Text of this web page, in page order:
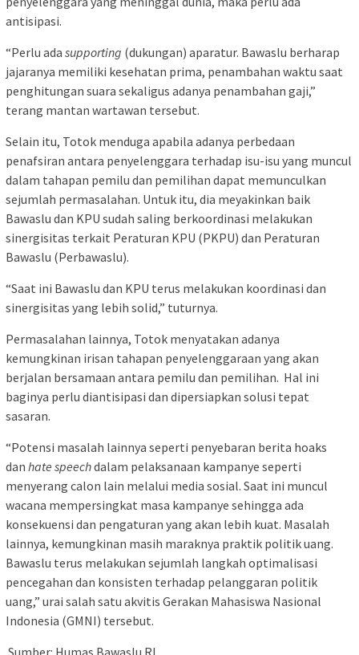
antisipasi.
“Perlu ada supporting (dukungan) aparatur. Bawaslu berharap
jajaranya memiliki kesehatan prima, penambahan waktu saat
penghitungan suara sekaligus adanya penambahan gaji,”
terang mantan wartawan tersebut.
Selain itu, Totok menduga apabila adanya perbedaan
penafsiran antara penyelenggara terhadap isu-isu yang muncul
dalam tahapan pemilu dan pemilihan dapat memunculkan
sejumlah permasalahan. Untuk itu, dia meyakinkan baik
Bawaslu dan KPU sudah saling berkoordinasi melakukan
sinergisitas terkait Peraturan KPU (PKPU) dan Peraturan
Bawaslu (Perbawaslu).
“Saat ini Bawaslu dan KPU terus melakukan koordinasi dan
sinergisitas yang lebih solid,” tuturnya.
Permasalahan lainnya, Totok menyatakan adanya
kemungkinan irisan tahapan penyelenggaraan yang akan
berjalan bersamaan antara pemilu dan pemilihan. Hal ini
baginya perlu diantisipasi dan dipersiapkan solusi tepat
sasaran.
“Potensi masalah lainnya seperti penyebaran berita hoaks
dan hate speechdalam pelaksanaan kampanye seperti
menyerang calon lain melalui media sosial. Saat ini muncul
wacana mempersingkat masa kampanye sehingga ada
konsekuensi dan pengaturan yang akan lebih kuat. Masalah
lainnya, kemungkinan masih maraknya praktik politik uang.
Bawaslu terus melakukan sejumlah langkah optimalisasi
pencegahan dan konsisten terhadap pelanggaran politik
uang,” urai salah satu akvitis Gerakan Mahasiswa Nasional
Indonesia (GMNI) tersebut.
Sumber: Humas Bawaslu RI